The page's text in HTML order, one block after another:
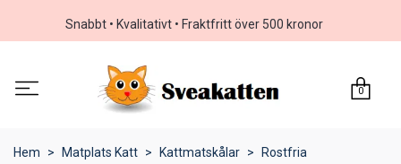
Snabbt • Kvalitativt • Fraktfritt över 500 kronor
0
Hem Matplats Katt Kattmatskålar
Rostfria